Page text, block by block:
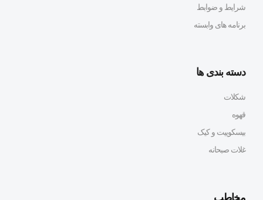
شرایط و ضوابط
برنامه های وابسته
دسته بندی ها
شکلات
قهوه
بیسکوییت و کیک
غلات صبحانه
مخاطب